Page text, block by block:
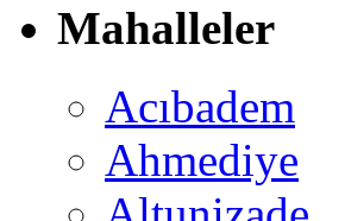
Mahalleler
Acıbadem
Ahmediye